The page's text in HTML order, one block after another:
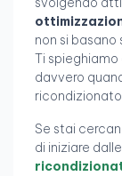
non si basano
Ti
davvero
Se stai
di iniziare